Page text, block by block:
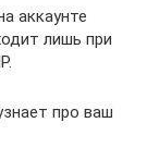
аккаунте
лишь при
про ваш